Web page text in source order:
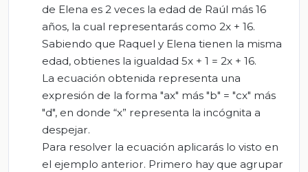
de Elena es 2 veces la edad de Raúl más 16
años, la cual representarás como 2x + 16.
Sabiendo que Raquel y Elena tienen la misma
edad, obtienes la igualdad 5x + 1 = 2x + 16.
La ecuación obtenida representa una
expresión de la forma "ax" más "b" = "cx" más
"d", en donde “x” representa la incógnita a
despejar.
Para resolver la ecuación aplicarás lo visto en
el ejemplo anterior. Primero hay que agrupar